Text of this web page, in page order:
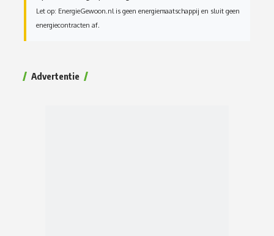
Let op: EnergieGewoon.nl is geen energiemaatschappij en sluit geen
energiecontracten af.
Advertentie